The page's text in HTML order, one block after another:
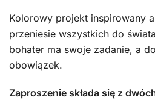
Kolorowy projekt inspirowany
przeniesie wszystkich do
bohater ma swoje zadanie, a
obowiązek.
Zaproszenie składa się z